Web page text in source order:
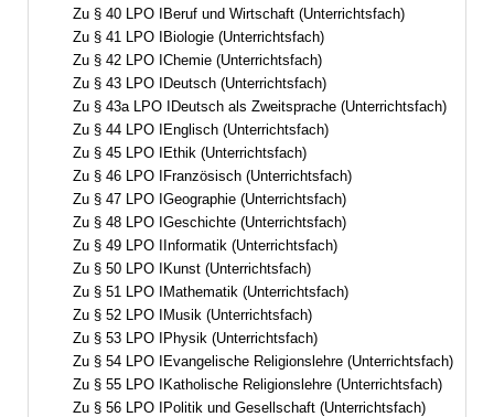
Zu § 40 LPO IBeruf und Wirtschaft (Unterrichtsfach)
Zu § 41 LPO IBiologie (Unterrichtsfach)
Zu § 42 LPO IChemie (Unterrichtsfach)
Zu § 43 LPO IDeutsch (Unterrichtsfach)
Zu § 43a LPO IDeutsch als Zweitsprache (Unterrichtsfach)
Zu § 44 LPO IEnglisch (Unterrichtsfach)
Zu § 45 LPO IEthik (Unterrichtsfach)
Zu § 46 LPO IFranzösisch (Unterrichtsfach)
Zu § 47 LPO IGeographie (Unterrichtsfach)
Zu § 48 LPO IGeschichte (Unterrichtsfach)
Zu § 49 LPO IInformatik (Unterrichtsfach)
Zu § 50 LPO IKunst (Unterrichtsfach)
Zu § 51 LPO IMathematik (Unterrichtsfach)
Zu § 52 LPO IMusik (Unterrichtsfach)
Zu § 53 LPO IPhysik (Unterrichtsfach)
Zu § 54 LPO IEvangelische Religionslehre (Unterrichtsfach)
Zu § 55 LPO IKatholische Religionslehre (Unterrichtsfach)
Zu § 56 LPO IPolitik und Gesellschaft (Unterrichtsfach)